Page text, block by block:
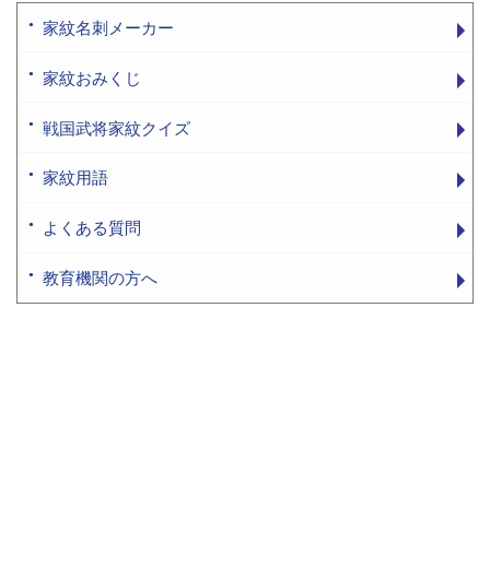
家紋名刺メーカー
家紋おみくじ
戦国武将家紋クイズ
家紋用語
よくある質問
教育機関の方へ